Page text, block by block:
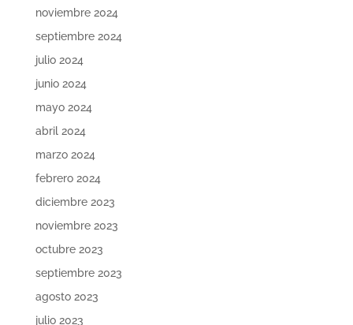
noviembre 2024
septiembre 2024
julio 2024
junio 2024
mayo 2024
abril 2024
marzo 2024
febrero 2024
diciembre 2023
noviembre 2023
octubre 2023
septiembre 2023
agosto 2023
julio 2023